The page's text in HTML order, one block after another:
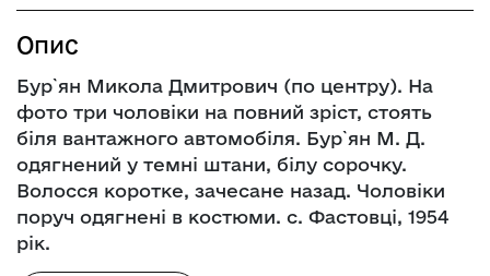
Опис
Бур`ян Микола Дмитрович (по центру). На
фото три чоловіки на повний зріст, стоять
біля вантажного автомобіля. Бур`ян М. Д.
одягнений у темні штани, білу сорочку.
Волосся коротке, зачесане назад. Чоловіки
поруч одягнені в костюми. с. Фастовці, 1954
рік.